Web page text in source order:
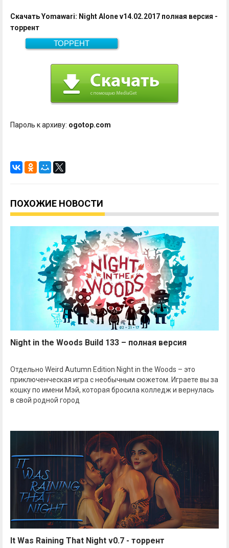
Скачать Yomawari: Night Alone v14.02.2017 полная версия -
торрент
ТОРРЕНТ
543 Мб
Скачать
Пароль к архиву: ogotop.com
ПОХОЖИЕ НОВОСТИ
Night in the Woods Build 133 – полная версия
Отдельно Weird Autumn Edition Night in the Woods – это
приключенческая игра с необычным сюжетом. Играете вы за
кошку по имени Мэй, которая бросила колледж и вернулась
в свой родной город
It Was Raining That Night v0.7 - торрент